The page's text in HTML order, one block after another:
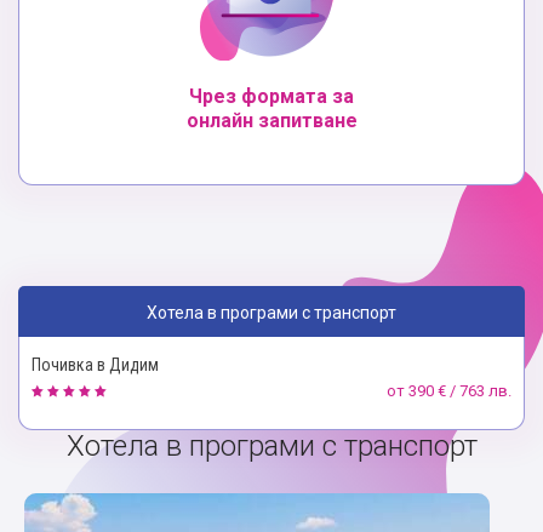
Чрез формата за
онлайн запитване
Хотела в програми с транспорт
Почивка в Дидим
от 390 € / 763 лв.
Хотела в програми с транспорт